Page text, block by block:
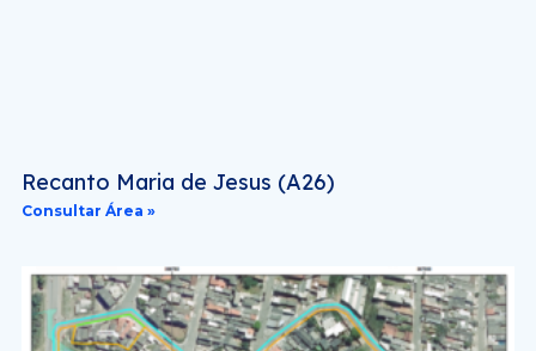
Recanto Maria de Jesus (A26)
Consultar Área »